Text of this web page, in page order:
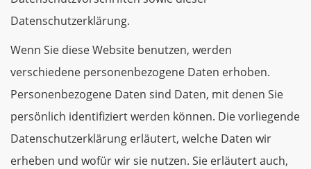
Datenschutzerklärung.
Wenn Sie diese Website benutzen, werden
verschiedene personenbezogene Daten erhoben.
Personenbezogene Daten sind Daten, mit denen Sie
persönlich identifiziert werden können. Die vorliegende
Datenschutzerklärung erläutert, welche Daten wir
erheben und wofür wir sie nutzen. Sie erläutert auch,